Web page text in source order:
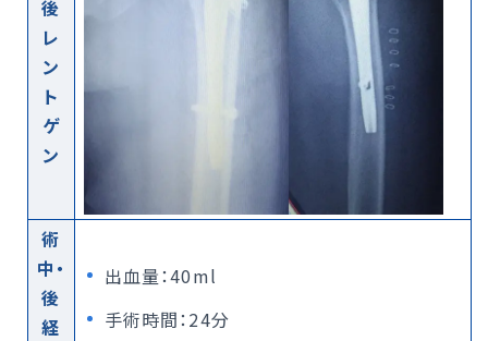
後
レ
ン
ト
ゲ
ン
術
中・
後
経
出血量：40ml
手術時間：24分